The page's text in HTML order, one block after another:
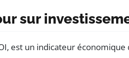
sur
est un indicateur